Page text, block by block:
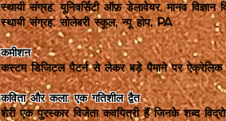
स्थायी संग्रह: यूनिवर्सिटी ऑफ़ डेलावेयर, मानव विज्ञान
स्थायी संग्रह: सोलेबरी स्कूल, न्यू होप, PA
कमीशन
कस्टम डिजिटल पैटर्न से लेकर बड़े पैमाने पर
कविता और कला: एक गतिशील द्वैत
शेरी एक पुरस्कार विजेता कवयित्री हैं जिनके शब्द